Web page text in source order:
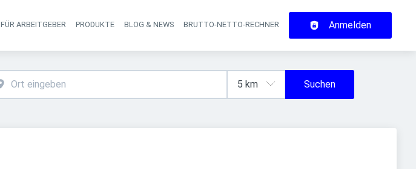
Haupt-Navigation
FÜR ARBEITGEBER PRODUKTE BLOG & NEWS BRUTTO-NETTO-RECHNER Anmelden
Suchen